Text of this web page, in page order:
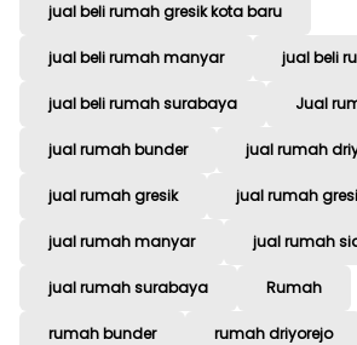
jual beli rumah gresik kota baru
jual beli rumah manyar jual beli
jual beli rumah surabaya Jual
jual rumah bunder jual rumah
jual rumah gresik jual rumah
jual rumah manyar jual rumah
jual rumah surabaya Rumah
rumah bunder rumah driyorejo